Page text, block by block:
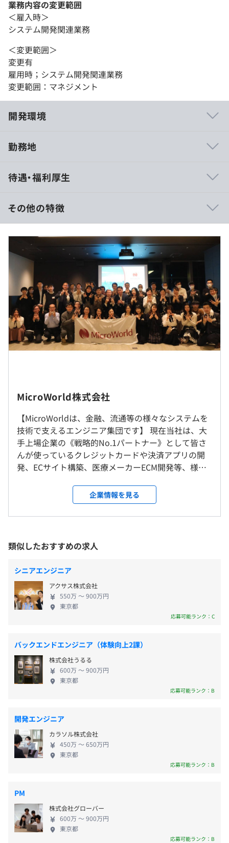
業務内容の変更範囲
＜雇入時＞
システム開発関連業務
＜変更範囲＞
変更有
雇用時；システム開発関連業務
変更範囲：マネジメント
開発環境
・金融系（クレジットカード領域）・・・カードなど基幹
・ビッグデータ領域・・・データウェアハウス、デジタル
アセットなどデータ利活用のシステム開発実績あり（
Python など）
・ECサイト領域・・・スクラッチ、スクラム、
Salesforce B2B などを活用した開発実績あり。
・技術領域（アーキテクチャー、AI ・画像分析な
ど）・・・方式設計、基盤構築、フレームワークの開発
や、クラウド向けの DevOps など 開発実績あり。
【テレワーク東京ルール実践企業】
現在、テレワークを導入しています。
案件により出社の頻度は変わりますが、全員が在宅勤務を
実施しています。
たシステム開発に対して、常にチャレンジしてきており、
これまで複数のクライアント様と共同で実績を積み上げて
きております。
これまでのプロジェクト実績と高度な技術力をベースにし
て、自社ソリューションの開発も行っております。
◆大手クレジットカード会社データ連携システム
装、テスト
OS：Mac
DB：Spanner
言語等：Go言語、TypeScript、React、Node.js、git、
Docker、Kubernetes、GCP
◆大手WEBメディア社 データ利活用基盤の構築
プロジェクト内容：各種システムから連携される購読者情
報のデータ蓄積、活用のためのDWH構築
作業内容：要件定義、基本設計、開発、テスト、稼働支援
開発期間：6か月
作業規模：40人月
◆ローコードを用いたAssuranceサービスの開発
プロジェクト内容：社内共通の稟議決裁機能やワークフロ
作業内容：要件定義、基本設計、詳細設計、実装、テスト
開発言語：Python、AWSサービスを全面活用
開発期間：40か月
作業規模：4～5人チームが複数チーム ※スクラムマス
勤務地
基本的にはリモート勤務ですが、出社が発生する場合もご
ざいます。
遠方の方は引越し支援制度を利用することも可能です。
就業場所の変更範囲
＜雇入時＞
本社、および自宅
都営大江戸線 赤羽橋駅から徒歩3分
都営三田線 芝公園駅から徒歩7分
都営浅草線・都営三田線 三田駅から徒歩9分
東京メトロ・都営大江戸線 麻布十番駅から徒歩9分
待遇・福利厚生
【年収600万の場合】
■賃金形態：年俸制
■賃金の決定方法：当社規定により決定
■月給：461,538円（固定残業代を含む）
・固定残業代：35時間分（超過分は別途支給）
※毎月年俸の1/13を月給として支給。
※残りの1ヶ月分は、11月にそれぞれ賞与として1ヶ月分
支給します
※経験やスキルによって優遇します
※試用期間（3ヶ月間）中の雇用形態や待遇に差異はあり
ません
9：00～18：00
※案件により異なります。
平均残業時間：平均12時間程度／月
【年間休日125日】
・祝日
・夏季休暇
・年末年始休暇
・特別（慶弔）休暇
通勤交通費（月5万円まで）
※毎年支給実績有
東京都情報サービス産業健康保険組合加入
社会保険完備（健康保険・厚生年金加入・雇用保険・労災
その他の特徴
MicroWorld株式会社
【MicroWorldは、金融、流通等の様々なシステムを
技術で支えるエンジニア集団です】 現在当社は、大
手上場企業の《戦略的No.1パートナー》として皆さ
んが使っているクレジットカードや決済アプリの開
発、ECサイト構築、医療メーカーECM開発等、様々
な開発環境で、チーム開発ができる◎】 ～開発環境
の一例～ ◆OS：Mac ◆DB：Spanner ◆言語等：
Go言語、TypeScript、React、Node.js、git、
境もあります） このようなモダンな環境で、スプリ
ントは1～2週間のアジャイル／スクラム方式開発を
行っています。 当社では3名～10名程度のチーム開発
を行っていますので、コードレビュー等も実施して
います。 その他、VR/AR等のサービスの立ち上げPJ
や、ブロックチェーンを使用した開発PJなど他社に
は無いようなPJが多数ございます。 【社長はエンジ
ンジニアとして活躍していましたので、日ごろから
直接社員に様々なアドバイスを行い、コミュニケー
ションを大切にしています。 また、やりたい事があ
れば積極的に採用し、実現に向けて動きます。 積極
的に意見を出すことで、やりたいことが実現し、ビ
企業情報を見る
類似したおすすめの求人
シニアエンジニア
アクサス株式会社
550万 〜 900万円
東京都
応募可能ランク：C
バックエンドエンジニア（体験向上2課）
株式会社うるる
600万 〜 900万円
東京都
応募可能ランク：B
開発エンジニア
カラソル株式会社
450万 〜 650万円
東京都
応募可能ランク：B
PM
株式会社グローバー
600万 〜 900万円
東京都
応募可能ランク：B